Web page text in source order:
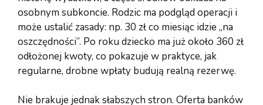
osobnym subkoncie. Rodzic ma podgląd operacji i
może ustalić zasady: np. 30 zł co miesiąc idzie „na
oszczędności”. Po roku dziecko ma już około 360 zł
odłożonej kwoty, co pokazuje w praktyce, jak
regularne, drobne wpłaty budują realną rezerwę.
Nie brakuje jednak słabszych stron. Oferta banków